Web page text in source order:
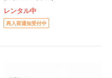
レンタル中
再入荷通知受付中